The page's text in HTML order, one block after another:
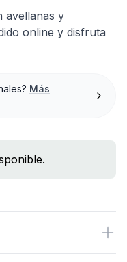
avellanas y
online y disfruta
Más